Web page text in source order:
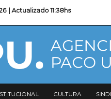
| Actualizado11:38hs
CULTURA